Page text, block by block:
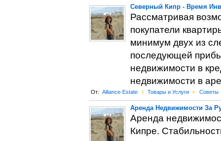
Северный Кипр - Время
Рассматривая
покупатели
минимум двух из
последующей
недвижимости в
недвижимости в
От: Alliance-Estate l Товары и Услуги > Советы
Аренда Недвижимости За
Аренда
Кипре.